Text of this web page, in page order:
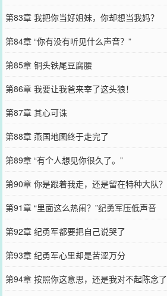
第83章 我把你当好姐妹，你却想当我妈？
第84章 “你有没有听见什么声音？”
第85章 铜头铁尾豆腐腰
第86章 我要让我爸来宰了这头狼！
第87章 其心可诛
第88章 燕国地图终于走完了
第89章 “有个人想见你很久了。”
第90章 你是跟着我走，还是留在特种大队？
第91章 “里面这么热闹？”纪勇军压低声音
第92章 纪勇军都要把自己说哭了
第93章 纪勇军心里却是苦涩万分
第94章 按照你这意思，还是我对不起陈念了